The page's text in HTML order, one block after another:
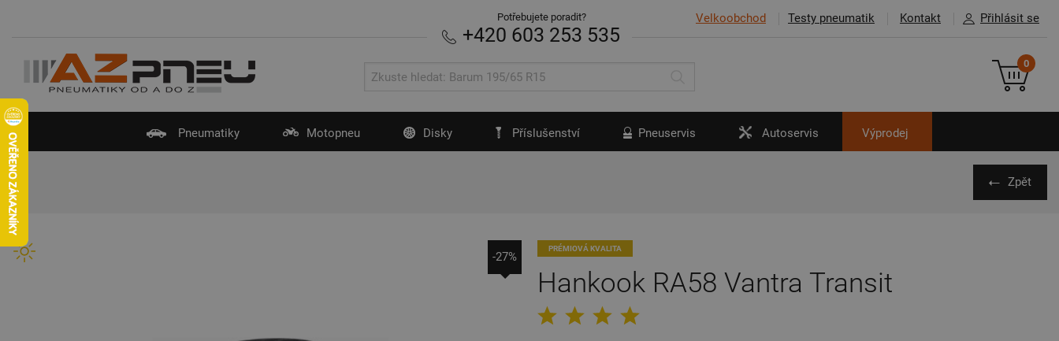
Velkoobchod Testy pneumatik Kontakt Přihlásit se
Potřebujete poradit?
+420 603 253 535
0
Pneumatiky Motopneu Disky Příslušenství Pneuservis Autoservis Výprodej
Zpět
PRÉMIOVÁ KVALITA
Hankook RA58 Vantra Transit
-27%